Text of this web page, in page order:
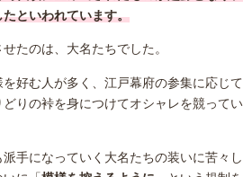
といわれています。
たのは、大名たちでした。
好む人が多く、江戸幕府の参集に応じて
りの裃を身につけてオシャレを競ってい
手になっていく大名たちの装いに苦々し